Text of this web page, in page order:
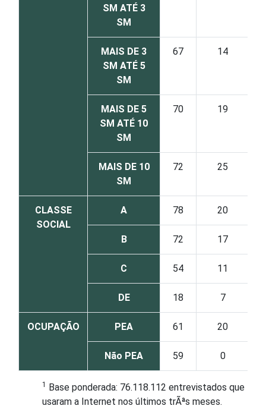
SM ATÉ 3
SM
MAIS DE 3
SM ATÉ 5
SM
67 14
MAIS DE 5
SM ATÉ 10
SM
70 19
MAIS DE 10
SM
72 25
CLASSE
SOCIAL
A 78 20
B 72 17
C 54 11
DE 18 7
OCUPAÇÃO PEA 61 20
Não PEA 59 0
1 Base ponderada: 76.118.112 entrevistados que
usaram a Internet nos últimos trÃªs meses.